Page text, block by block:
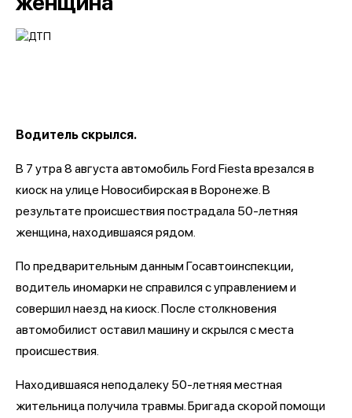
Водитель скрылся.
В 7 утра 8 августа автомобиль Ford Fiesta врезался в
киоск на улице Новосибирская в Воронеже. В
результате происшествия пострадала 50-летняя
женщина, находившаяся рядом.
По предварительным данным Госавтоинспекции,
водитель иномарки не справился с управлением и
совершил наезд на киоск. После столкновения
автомобилист оставил машину и скрылся с места
происшествия.
Находившаяся неподалеку 50-летняя местная
жительница получила травмы. Бригада скорой помощи